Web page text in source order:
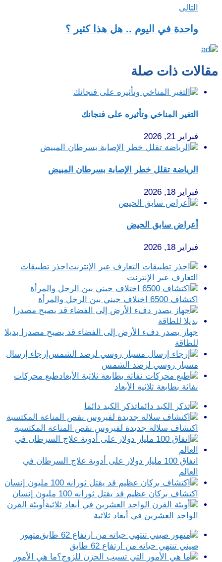
التالى
واحدة في اليوم .. هل هذا كثير ؟
مقالات ذات صلة
التغير المناخي وتأثيره على فنجانك
فبراير 21, 2026
الرياضة تقلل خطر الإصابة بسرطان المبيض
فبراير 18, 2026
أعراض سابق الحيض
فبراير 18, 2026
احذر تطبيقات
التعارف عبر الإنترنت
اكتشاف 6500 اختلاف جيني بين الرجل والمرأة
جهاز يصدر دفء الأرض إلى الفضاء قد يصبح مصدرا بديلا
للطاقة
إرجاء إرسال
مسبار روسي لرصد الشمس
طبع محركات
نفاثة بطابعة ثلاثية الأبعاد
تذكر الكبد دائما
اكتشاف سلالة جديدة لفيروس نقص المناعة المكتسبة
انفاق 100 مليار دولار على أدوية علاج السرطان في
العالم
اكتشاف بركان عظيم قد يقتل ثورانه 100 مليون إنسان
أوبئة القرن
الواحد العشرين في أبعاد ثلاثية
متهور
صيني تنتهي حياته من ارتفاع 62 طابق
ما هي الأمور